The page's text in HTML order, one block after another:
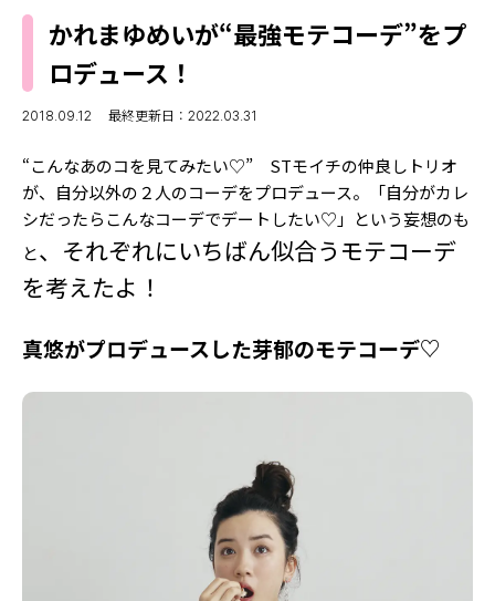
モデルの購入品
おでかけ
MODELS
MODEL'S BLOG
TikTok
Instagram
YouTube
FORTUNE
ゲッターズ飯田
MISS SEVENTEEN
ミスセブンティーンニュース
MAGAZINE
INFORMATION
Follow us
かれまゆめいが“最強モテコーデ”をプ
ロデュース！
2018.09.12 最終更新日：2022.03.31
“こんなあのコを見てみたい♡” STモイチの仲良しトリオ
が、自分以外の２人のコーデをプロデュース。「自分がカレ
シだったらこんなコーデでデートしたい♡」という妄想のも
と、それぞれにいちばん似合うモテコーデ
を考えたよ！
真悠がプロデュースした芽郁のモテコーデ♡